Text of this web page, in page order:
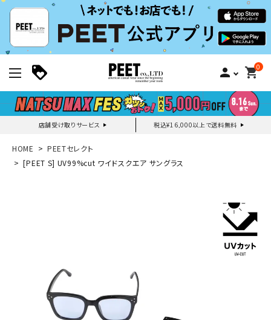
person 0
shopping_cart
店舗受け取りサービス 税込¥16,000以上で送料無料
新規会員登録｜ログイン
詳しい条件から探す
HOME
PEETセレクト
[PEET S] UV99%cut ワイドスクエア サングラス